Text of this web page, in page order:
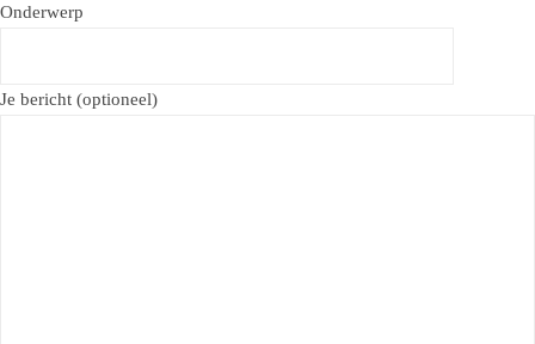
Onderwerp
Je bericht (optioneel)